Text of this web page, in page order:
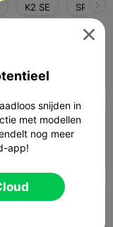
K2 SE SPARKX
vulling
 2.40g
4.8
vulling

vulling

snijden in
met modellen
nog meer
app!